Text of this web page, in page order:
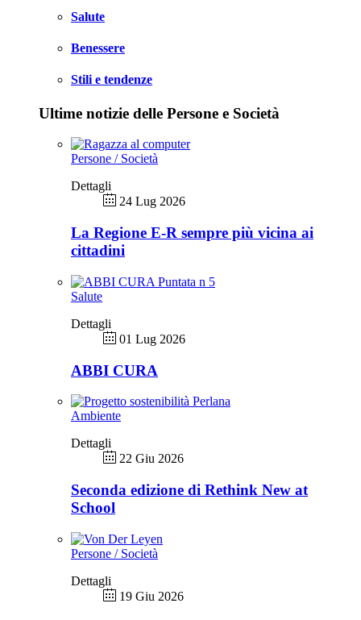
Salute
Benessere
Stili e tendenze
Ultime notizie delle Persone e Società
Persone / Società
Dettagli
24 Lug 2026
La Regione E-R sempre più vicina ai
cittadini
Salute
Dettagli
01 Lug 2026
ABBI CURA
Ambiente
Dettagli
22 Giu 2026
Seconda edizione di Rethink New at
School
Persone / Società
Dettagli
19 Giu 2026